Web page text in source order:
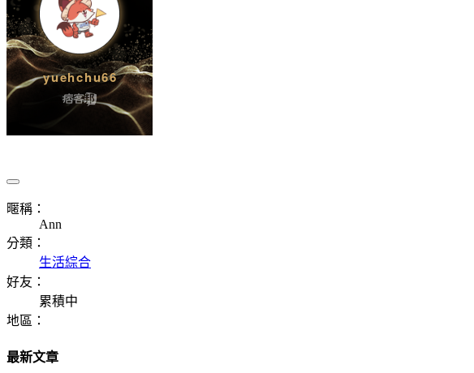
暱稱：
Ann
分類：
生活綜合
好友：
累積中
地區：
最新文章